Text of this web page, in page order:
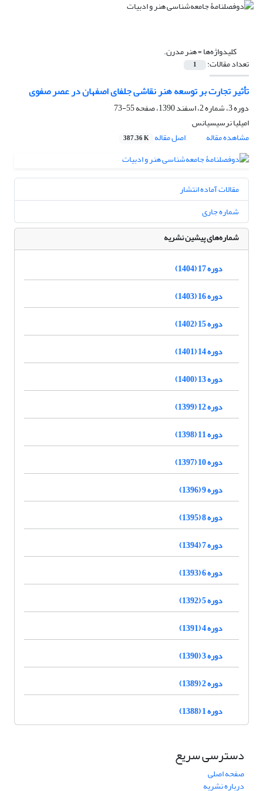
کلیدواژه‌ها =هنر مدرن.
تعداد مقالات: 1
تأثیر تجارت بر توسعه هنر نقاشی جلفای اصفهان در عصر صفوی
دوره 3، شماره 2، اسفند 1390، صفحه
55-73
امیلیا نرسیسیانس
مشاهده مقاله
اصل مقاله 387.36 K
مقالات آماده انتشار
شماره جاری
شماره‌های پیشین نشریه
دوره 17 (1404)
دوره 16 (1403)
دوره 15 (1402)
دوره 14 (1401)
دوره 13 (1400)
دوره 12 (1399)
دوره 11 (1398)
دوره 10 (1397)
دوره 9 (1396)
دوره 8 (1395)
دوره 7 (1394)
دوره 6 (1393)
دوره 5 (1392)
دوره 4 (1391)
دوره 3 (1390)
دوره 2 (1389)
دوره 1 (1388)
دسترسی سریع
صفحه اصلی
درباره نشریه